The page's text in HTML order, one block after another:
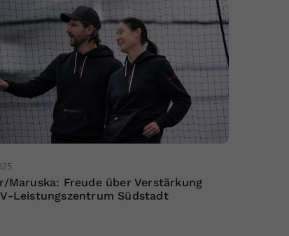
Maruska: Freude über Verstärkung
Leistungszentrum Südstadt